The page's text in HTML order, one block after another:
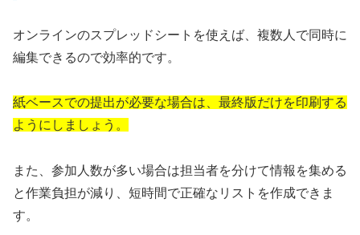
オンラインのスプレッドシートを使えば、複数人で同時に
編集できるので効率的です。
紙ベースでの提出が必要な場合は、最終版だけを印刷する
ようにしましょう。
また、参加人数が多い場合は担当者を分けて情報を集める
と作業負担が減り、短時間で正確なリストを作成できま
す。